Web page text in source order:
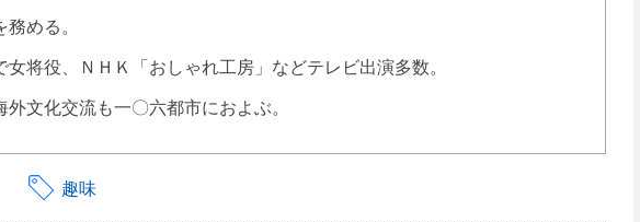
める。
将役、ＮＨＫ「おしゃれ工房」などテレビ出演多数。
文化交流も一〇六都市におよぶ。
趣味